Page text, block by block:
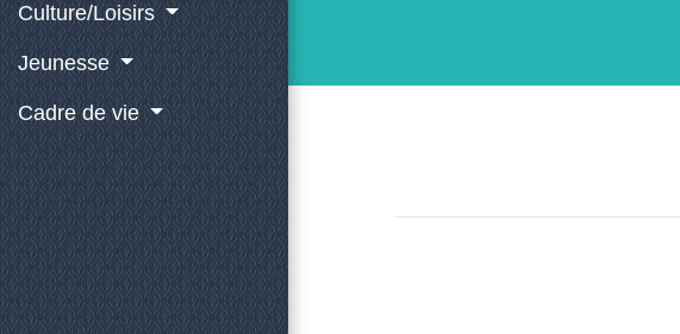
Culture/Loisirs
Jeunesse
Cadre de vie